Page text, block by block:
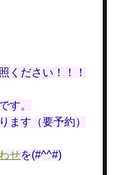
ください！！！
す。
ます（要予約）
せを(#^^#)